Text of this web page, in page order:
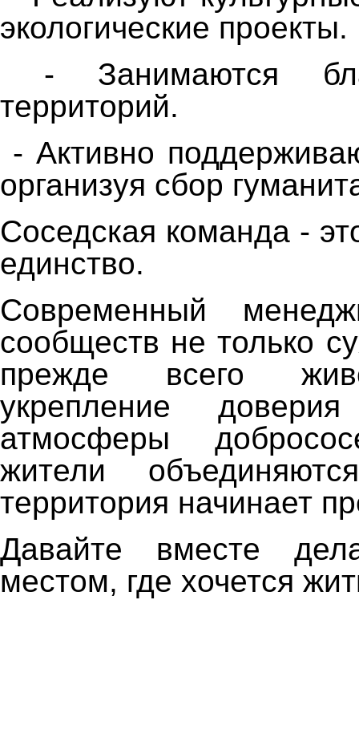
экологические проекты.
- Занимаются
территорий.
- Активно
организуя сбор
Соседская команда -
единство.
Современный
сообществ не только
прежде всего
укрепление
атмосферы
жители
территория начинает
Давайте вместе
местом, где хочется